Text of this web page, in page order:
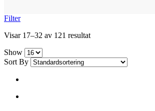
Filter
Visar 17–32 av 121 resultat
Show
Sort By